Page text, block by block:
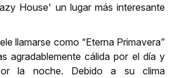
House' un lugar más interesante
llamarse como “Eterna Primavera”
agradablemente cálida por el día y
la noche. Debido a su clima